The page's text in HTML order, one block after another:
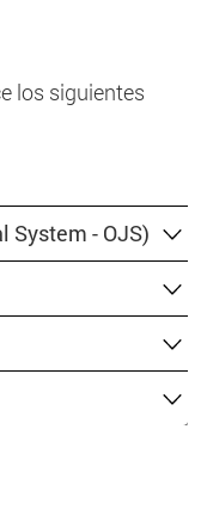
los siguientes
System - OJS)